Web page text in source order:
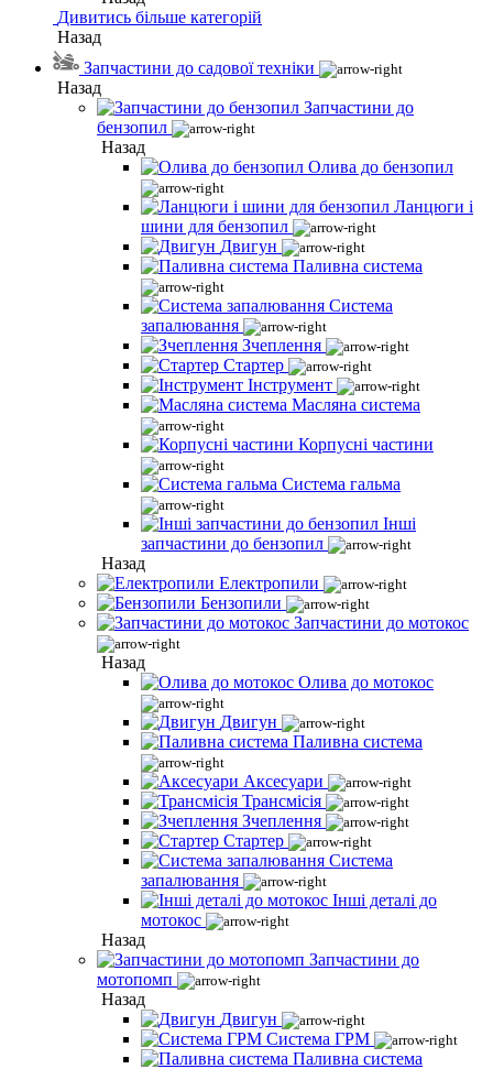
Дивитись більше категорій
Назад
Запчастини до садової техніки
Назад
Запчастини до
бензопил
Назад
Олива до бензопил
Ланцюги і
шини для бензопил
Двигун
Паливна система
Система
запалювання
Зчеплення
Стартер
Інструмент
Масляна система
Корпусні частини
Система гальма
Інші
запчастини до бензопил
Назад
Електропили
Бензопили
Запчастини до мотокос
Назад
Олива до мотокос
Двигун
Паливна система
Аксесуари
Трансмісія
Зчеплення
Стартер
Система
запалювання
Інші деталі до
мотокос
Назад
Запчастини до
мотопомп
Назад
Двигун
Система ГРМ
Паливна система